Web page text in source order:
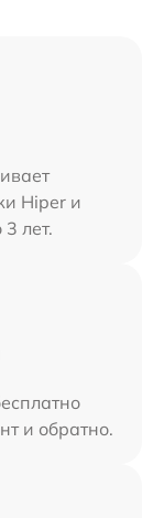
Hiper и
лет.
и обратно.